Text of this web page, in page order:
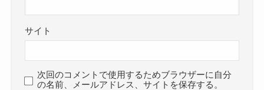
サイト
次回のコメントで使用するためブラウザーに自分
の名前、メールアドレス、サイトを保存する。